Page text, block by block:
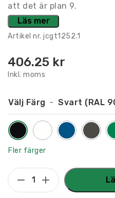
att det är plan 9.
Läs mer
Artikel nr. jcgt1252.1
406.25 kr
Inkl. moms
Välj Färg Svart (RAL
Fler färger
Flaggskylt
Plan